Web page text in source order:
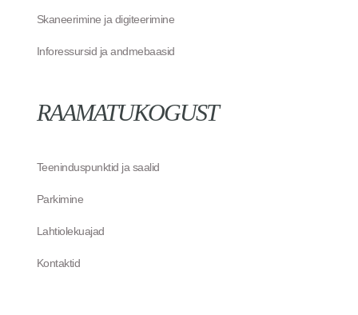
Skaneerimine ja digiteerimine
Inforessursid ja andmebaasid
RAAMATUKOGUST
Teeninduspunktid ja saalid
Parkimine
Lahtiolekuajad
Kontaktid